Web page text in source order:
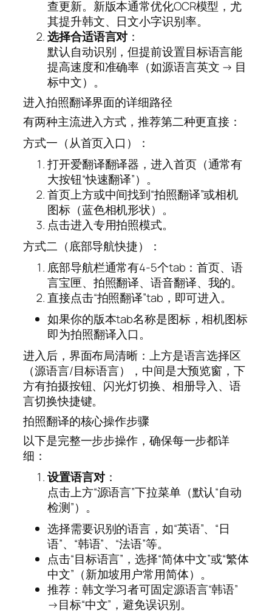
查更新。新版本通常优化OCR模型，尤
其提升韩文、日文小字识别率。
选择合适语言对 ：
默认自动识别，但提前设置目标语言能
提高速度和准确率（如源语言英文 → 目
标中文）。
进入拍照翻译界面的详细路径
有两种主流进入方式，推荐第二种更直接：
方式一（从首页入口）：
打开爱翻译翻译器，进入首页（通常有
大按钮“快速翻译”）。
首页上方或中间找到“拍照翻译”或相机
图标（蓝色相机形状）。
点击进入专用拍照模式。
方式二（底部导航快捷）：
底部导航栏通常有4-5个tab：首页、语
言宝匣、拍照翻译、语音翻译、我的。
直接点击“拍照翻译”tab，即可进入。
如果你的版本tab名称是图标，相机图标
即为拍照翻译入口。
进入后，界面布局清晰：上方是语言选择区
（源语言/目标语言），中间是大预览窗，下
方有拍摄按钮、闪光灯切换、相册导入、语
言切换快捷键。
拍照翻译的核心操作步骤
以下是完整一步步操作，确保每一步都详
细：
设置语言对：
点击上方“源语言”下拉菜单（默认“自动
检测”）。
选择需要识别的语言，如“英语”、“日
语”、“韩语”、“法语”等。
点击“目标语言”，选择“简体中文”或“繁体
中文”（新加坡用户常用简体）。
推荐：韩文学习者可固定源语言“韩语”
→目标“中文”，避免误识别。